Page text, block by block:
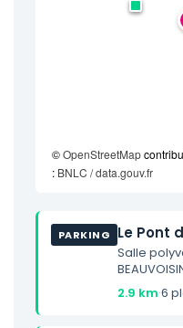
©OpenStreetMap
: BNLC / data.gouv.fr
PARKING Le Pont
Salle
2.9 km·6